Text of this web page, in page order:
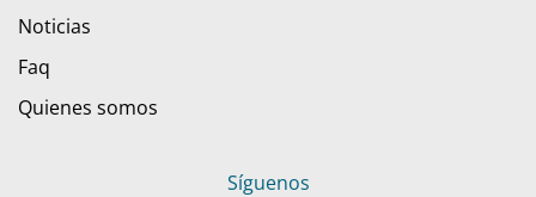
Noticias
Faq
Quienes somos
Síguenos